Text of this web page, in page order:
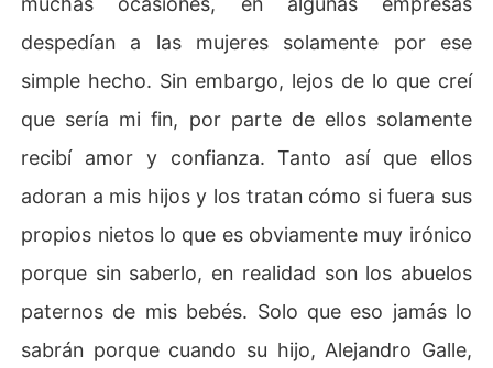
despedían a las mujeres solamente por ese
simple hecho. Sin embargo, lejos de lo que creí
que sería mi fin, por parte de ellos solamente
recibí amor y confianza. Tanto así que ellos
adoran a mis hijos y los tratan cómo si fuera sus
propios nietos lo que es obviamente muy irónico
porque sin saberlo, en realidad son los abuelos
paternos de mis bebés. Solo que eso jamás lo
sabrán porque cuando su hijo, Alejandro Galle,